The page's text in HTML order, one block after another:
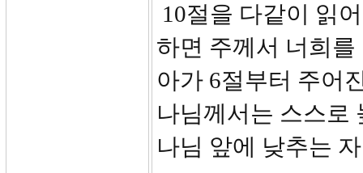
10절을 다같이 읽
하면 주께서 너희
아가 6절부터 주어
나님께서는 스스로
나님 앞에 낮추는